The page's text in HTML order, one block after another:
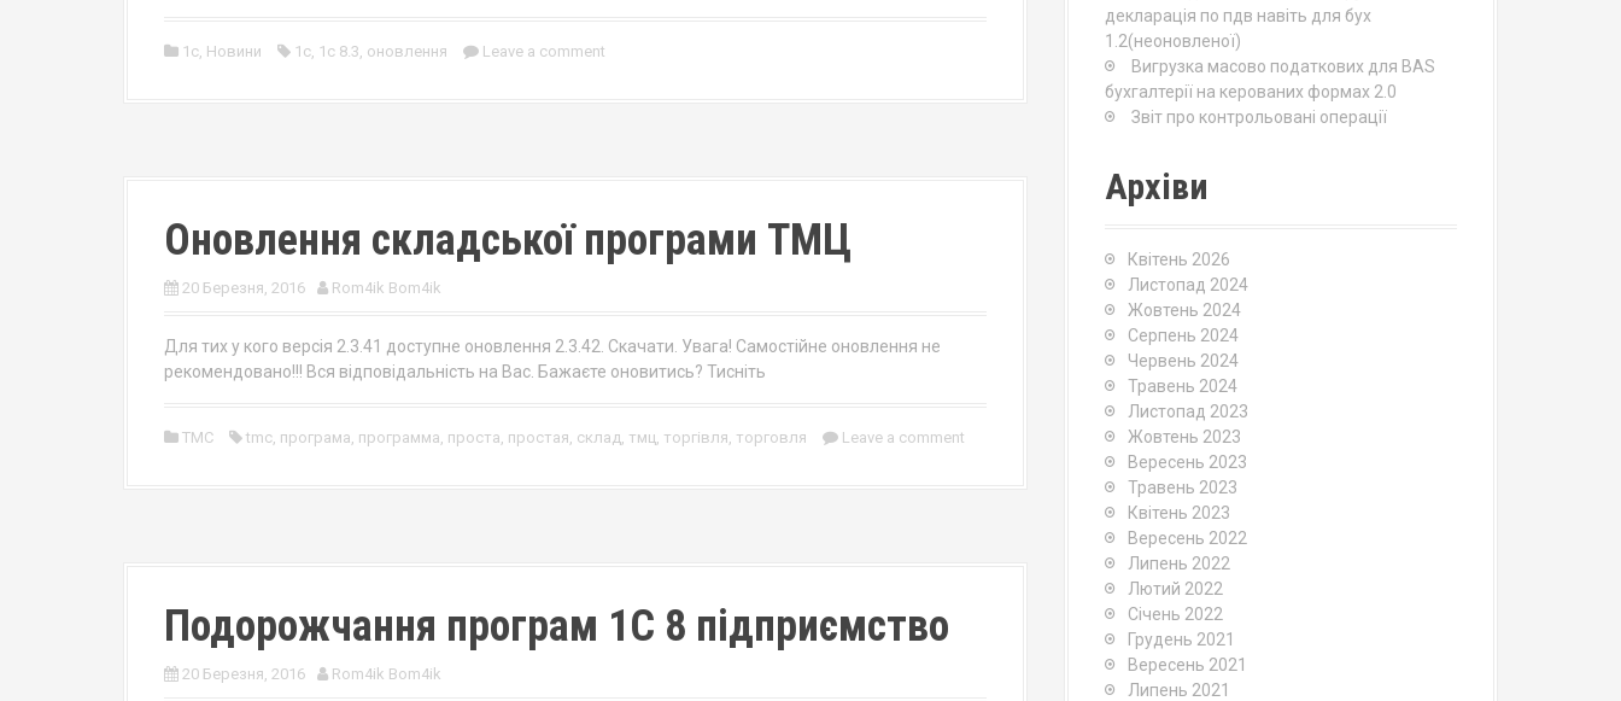
1c, Новини 1с, 1с 8.3, оновлення Leave a comment
Оновлення складської програми ТМЦ
20 Березня, 2016 Rom4ik Bom4ik
Для тих у кого версія 2.3.41 доступне оновлення 2.3.42. Скачати. Увага! Самостійне оновлення не
рекомендовано!!! Вся відповідальність на Вас. Бажаєте оновитись? Тисніть
TMC tmc, програма, программа, проста, простая, склад, тмц, торгівля, торговля Leave a comment
Подорожчання програм 1С 8 підприємство
20 Березня, 2016 Rom4ik Bom4ik
декларація по пдв навіть для бух
1.2(неоновленої)
Вигрузка масово податкових для BAS
бухгалтерії на керованих формах 2.0
Звіт про контрольовані операції
Архіви
Квітень 2026
Листопад 2024
Жовтень 2024
Серпень 2024
Червень 2024
Травень 2024
Листопад 2023
Жовтень 2023
Вересень 2023
Травень 2023
Квітень 2023
Вересень 2022
Липень 2022
Лютий 2022
Січень 2022
Грудень 2021
Вересень 2021
Липень 2021